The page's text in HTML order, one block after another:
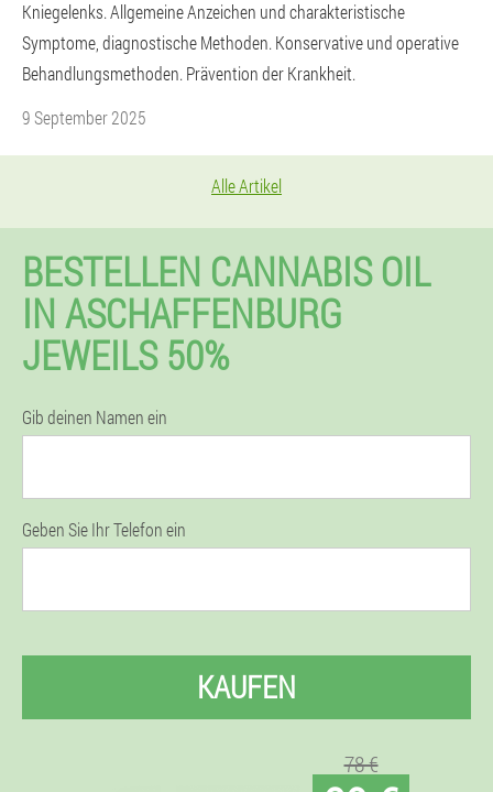
Kniegelenks. Allgemeine Anzeichen und charakteristische
Symptome, diagnostische Methoden. Konservative und operative
Behandlungsmethoden. Prävention der Krankheit.
9 September 2025
Alle Artikel
BESTELLEN CANNABIS OIL
IN ASCHAFFENBURG
JEWEILS 50%
Gib deinen Namen ein
Geben Sie Ihr Telefon ein
KAUFEN
78 €